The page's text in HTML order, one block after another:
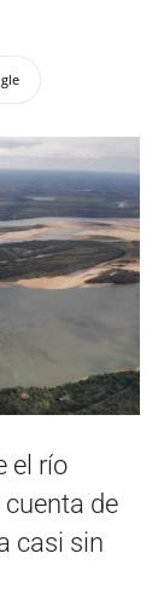
el río
de
casi sin